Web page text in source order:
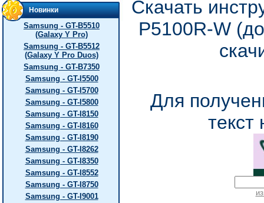
Новинки
Samsung - GT-B5510
(Galaxy Y Pro)
Samsung - GT-B5512
(Galaxy Y Pro Duos)
Samsung - GT-B7350
Samsung - GT-I5500
Samsung - GT-I5700
Samsung - GT-I5800
Samsung - GT-I8150
Samsung - GT-I8160
Samsung - GT-I8190
Samsung - GT-I8262
Samsung - GT-I8350
Samsung - GT-I8552
Samsung - GT-I8750
Samsung - GT-I9001
Скачать
P5100R-W
Для
текст